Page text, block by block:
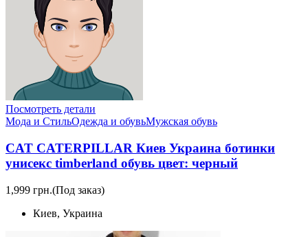
Посмотреть детали
Мода и СтильОдежда и обувьМужская обувь
CAT CATERPILLAR Киев Украина ботинки
унисекс timberland обувь цвет: черный
1,999 грн.(Под заказ)
Киев, Украина